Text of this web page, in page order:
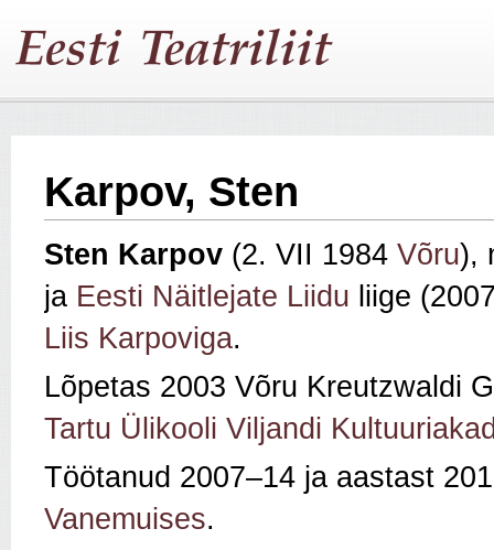
Karpov, Sten
Sten Karpov (2. VII 1984 Võru),
ja Eesti Näitlejate Liidu liige
Liis Karpoviga.
Lõpetas 2003 Võru Kreutzwaldi
Tartu Ülikooli Viljandi
Töötanud 2007–14 ja aastast
Vanemuises.